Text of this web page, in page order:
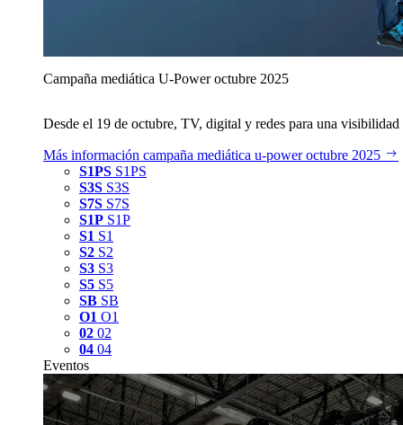
Campaña mediática U‑Power octubre 2025
Desde el 19 de octubre, TV, digital y redes para una
Más información campaña mediática u‑power octubre 2025
S1PS S1PS
S3S S3S
S7S S7S
S1P S1P
S1 S1
S2 S2
S3 S3
S5 S5
SB SB
O1 O1
02 02
04 04
Eventos